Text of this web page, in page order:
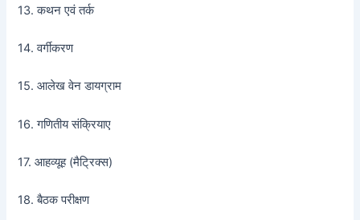
13. कथन एवं तर्क
14. वर्गीकरण
15. आलेख वेन डायग्राम
16. गणितीय संक्रियाए
17. आहव्यूह (मैट्रिक्स)
18. बैठक परीक्षण